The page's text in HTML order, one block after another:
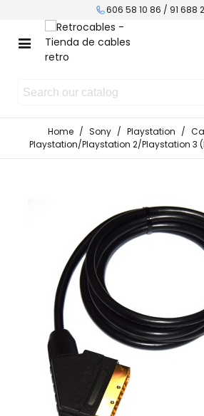
606 58 10 86 / 91 688
Home / Sony / Playstation /
Playstation/Playstation 2/Playstation 3